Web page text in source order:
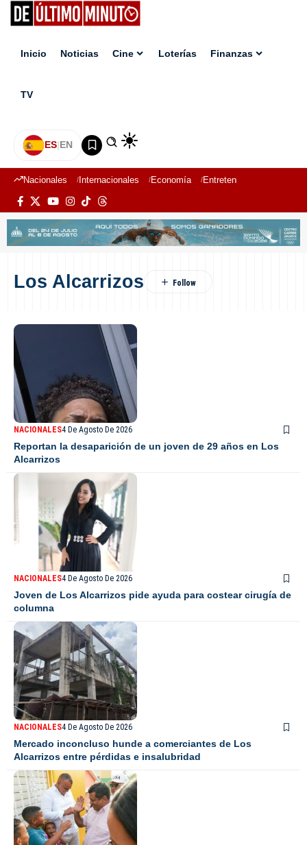
Inicio Noticias Cine Loterías Finanzas
TV
ES|EN
Nacionales Internacionales Economía Entretenimiento
Los Alcarrizos
NACIONALES4 De Agosto De 2026
Reportan la desaparición de un joven de 29 años en Los
Alcarrizos
NACIONALES4 De Agosto De 2026
Joven de Los Alcarrizos pide ayuda para costear cirugía de
columna
NACIONALES4 De Agosto De 2026
Mercado inconcluso hunde a comerciantes de Los
Alcarrizos entre pérdidas e insalubridad